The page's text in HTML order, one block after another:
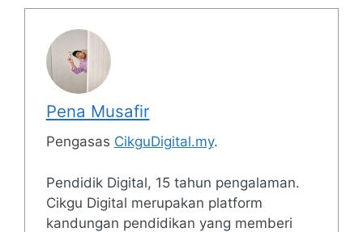
Pena Musafir
Pengasas CikguDigital.my.
Pendidik Digital, 15 tahun pengalaman.
Cikgu Digital merupakan platform
kandungan pendidikan yang memberi